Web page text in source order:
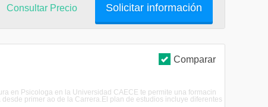
Solicitar información
Consultar Precio
Comparar
en Psicologa en la Universidad CAECE te permite una formacin
primer ao de la Carrera.El plan de estudios incluye diferentes